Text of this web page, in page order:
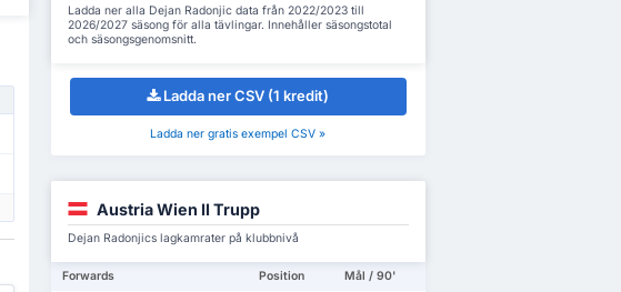
Ladda ner alla Dejan Radonjic data från 2022/2023 till
2026/2027 säsong för alla tävlingar. Innehåller säsongstotal
och säsongsgenomsnitt.
Ladda ner CSV (1 kredit)
Ladda ner gratis exempel CSV »
Austria Wien II Trupp
Dejan Radonjics lagkamrater på klubbnivå
Forwards Position Mål / 90'